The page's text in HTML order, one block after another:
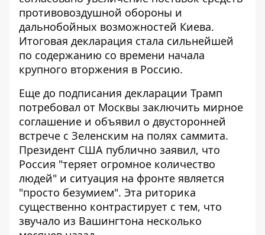
противовоздушной обороны и
дальнобойных возможностей Киева.
Итоговая декларация стала сильнейшей
по содержанию со времени начала
крупного вторжения в Россию.
Еще до подписания декларации Трамп
потребовал от Москвы заключить мирное
соглашение и объявил о двусторонней
встрече с Зеленским на полях саммита.
Президент США публично заявил, что
Россия "теряет огромное количество
людей" и ситуация на фронте является
"просто безумием". Эта риторика
существенно контрастирует с тем, что
звучало из Вашингтона несколько